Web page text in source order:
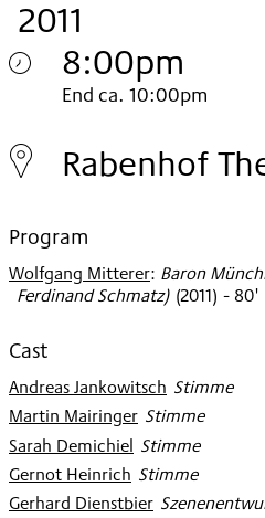
2011
8:00pm
Thursday
24.
Nov
2011
End ca. 10:00pm
Rabenhof
Program
Wolfgang Mitterer: Baron
Ferdinand Schmatz) (2011) - 80'
Cast
Andreas Jankowitsch: Stimme
Martin Mairinger
: Stimme
Sarah Demichiel: Stimme
Gernot Heinrich: Stimme
Gerhard Dienstbier
: